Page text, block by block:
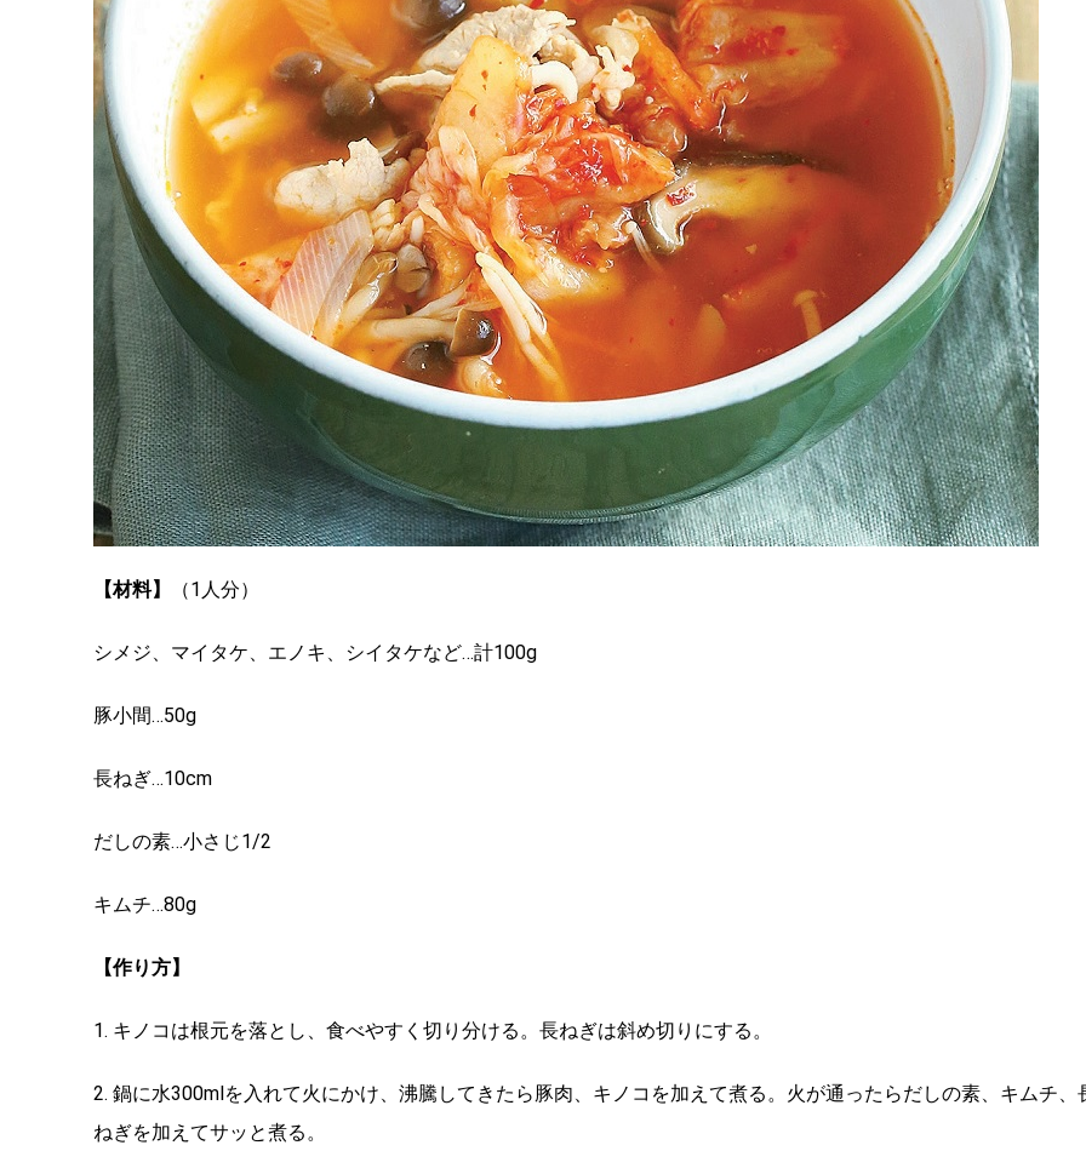
【材料】 （1人分）
シメジ、マイタケ、エノキ、シイタケなど…計100g
豚小間…50g
長ねぎ…10cm
だしの素…小さじ1/2
キムチ…80g
【作り方】
1. キノコは根元を落とし、食べやすく切り分ける。長ねぎは斜め切りにする。
2. 鍋に水300mlを入れて火にかけ、沸騰してきたら豚肉、キノコを加えて煮る。火が通ったらだしの素、キムチ、
ねぎを加えてサッと煮る。